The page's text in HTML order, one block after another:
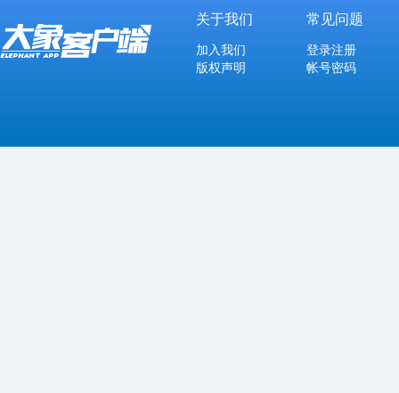
关于我们
加入我们
版权声明
常见问题
登录注册
帐号密码